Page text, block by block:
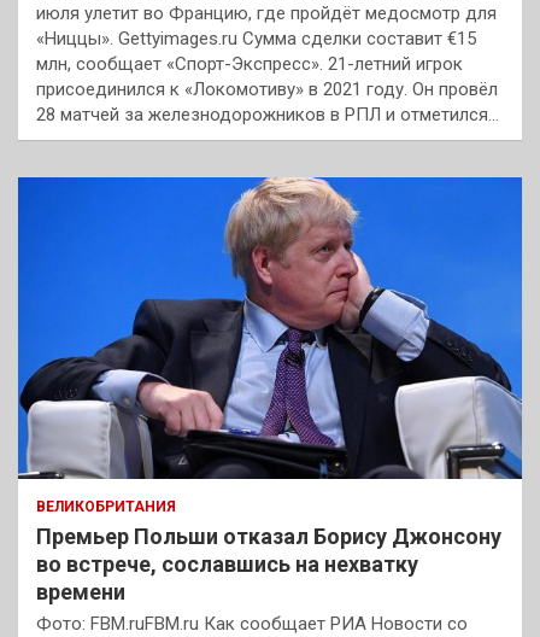
июля улетит во Францию, где пройдёт медосмотр для
«Ниццы». Gettyimages.ru Сумма сделки составит €15
млн, сообщает «Спорт-Экспресс». 21-летний игрок
присоединился к «Локомотиву» в 2021 году. Он провёл
28 матчей за железнодорожников в РПЛ и отметился…
ВЕЛИКОБРИТАНИЯ
Премьер Польши отказал Борису Джонсону
во встрече, сославшись на нехватку
времени
Фото: FBM.ruFBM.ru Как сообщает РИА Новости со